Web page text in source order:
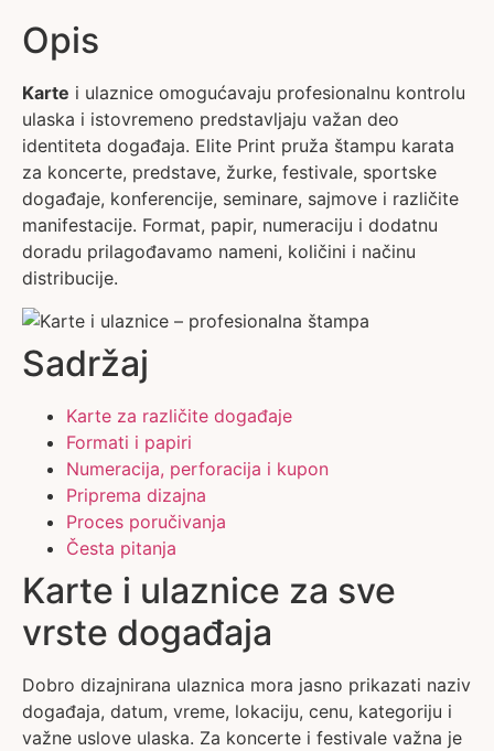
Opis
Karte i ulaznice omogućavaju profesionalnu kontrolu
ulaska i istovremeno predstavljaju važan deo
identiteta događaja. Elite Print pruža štampu karata
za koncerte, predstave, žurke, festivale, sportske
događaje, konferencije, seminare, sajmove i različite
manifestacije. Format, papir, numeraciju i dodatnu
doradu prilagođavamo nameni, količini i načinu
distribucije.
Sadržaj
Karte za različite događaje
Formati i papiri
Numeracija, perforacija i kupon
Priprema dizajna
Proces poručivanja
Česta pitanja
Karte i ulaznice za sve
vrste događaja
Dobro dizajnirana ulaznica mora jasno prikazati naziv
događaja, datum, vreme, lokaciju, cenu, kategoriju i
važne uslove ulaska. Za koncerte i festivale važna je